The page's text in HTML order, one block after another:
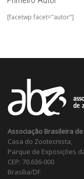
[facetwp facet="autor"]
Associação Brasileira
Casa do Zootecnista,
Parque de Exposições
CEP: 70.636-000
Brasília/DF